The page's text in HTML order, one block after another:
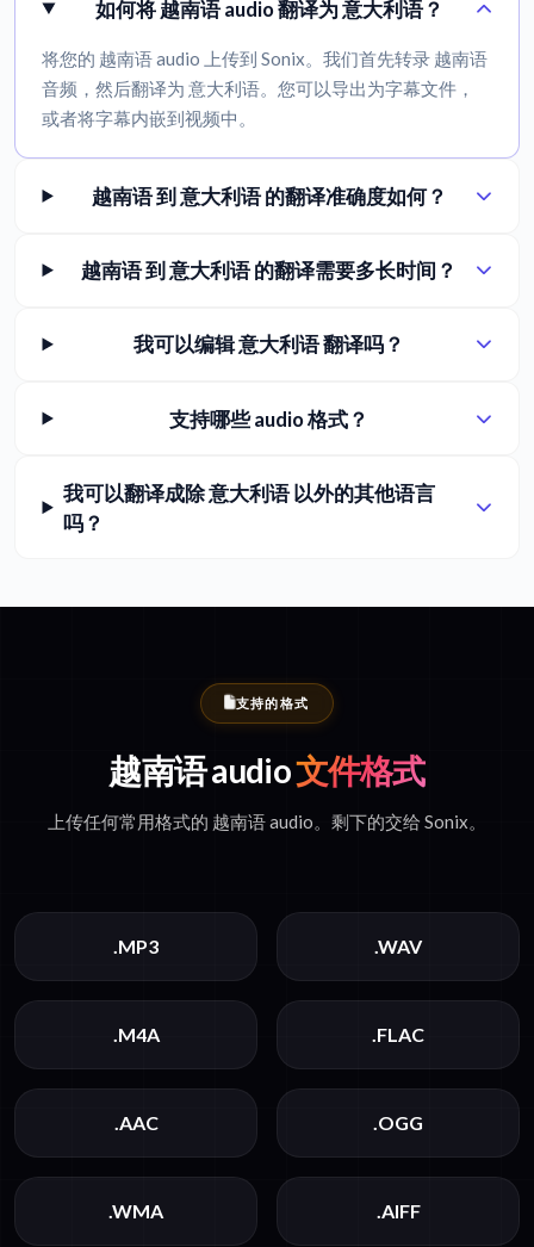
如何将 越南语 audio 翻译为 意大利语？
将您的 越南语 audio 上传到 Sonix。我们首先转录 越南语
音频，然后翻译为 意大利语。您可以导出为字幕文件，
或者将字幕内嵌到视频中。
越南语 到 意大利语 的翻译准确度如何？
越南语 到 意大利语 的翻译需要多长时间？
我可以编辑 意大利语 翻译吗？
支持哪些 audio 格式？
我可以翻译成除 意大利语 以外的其他语言
吗？
支持的格式
越南语 audio文件格式
上传任何常用格式的 越南语 audio。剩下的交给 Sonix。
.MP3 .WAV
.M4A .FLAC
.AAC .OGG
.WMA .AIFF